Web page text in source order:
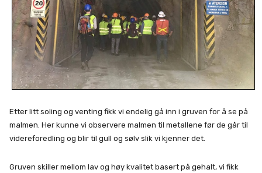
Etter litt soling og venting fikk vi endelig gå inn i gruven for å se på
malmen. Her kunne vi observere malmen til metallene før de går til
videreforedling og blir til gull og sølv slik vi kjenner det.
Gruven skiller mellom lav og høy kvalitet basert på gehalt, vi fikk